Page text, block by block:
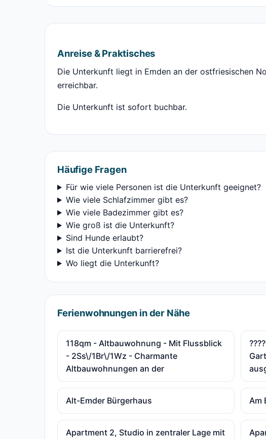
Anreise & Praktisches
Die Unterkunft liegt in Emden an der ostfriesischen
erreichbar.
Die Unterkunft ist sofort buchbar.
Häufige Fragen
Für wie viele Personen ist die Unterkunft geeignet?
Wie viele Schlafzimmer gibt es?
Wie viele Badezimmer gibt es?
Wie groß ist die Unterkunft?
Sind Hunde erlaubt?
Ist die Unterkunft barrierefrei?
Wo liegt die Unterkunft?
Ferienwohnungen in der Nähe
118qm - Altbauwohnung - Mit Flussblick
- 2Ss\/1Br\/1Wz - Charmante
Altbauwohnungen an der
Alt-Emder Bürgerhaus Am
Apartment 2, Studio in zentraler Lage mit